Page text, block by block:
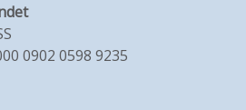
0902 0598 9235